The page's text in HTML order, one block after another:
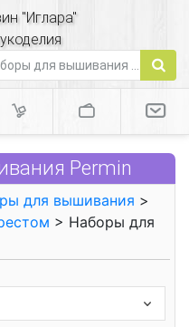
"Иглара"
Permin
для вышивания >
> Наборы для